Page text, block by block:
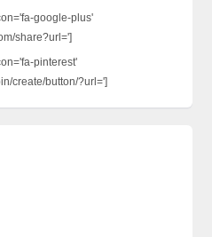
google-plus'
share?url=']
pinterest'
create/button/?url=']